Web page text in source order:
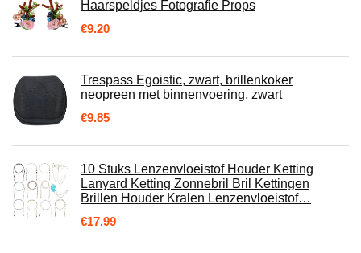
Haarspeldjes Fotografie Props
€9.20
Trespass Egoistic, zwart, brillenkoker
neopreen met binnenvoering, zwart
€9.85
10 Stuks Lenzenvloeistof Houder Ketting
Lanyard Ketting Zonnebril Bril Kettingen
Brillen Houder Kralen Lenzenvloeistof…
€17.99